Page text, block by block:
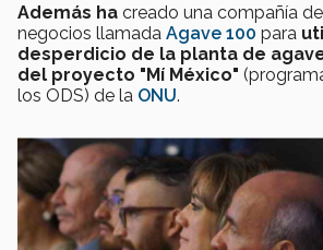
Además ha creado una compañía
negocios llamada Agave 100 para
desperdicio de la planta de
del proyecto "Mí México"
los ODS) de la ONU.